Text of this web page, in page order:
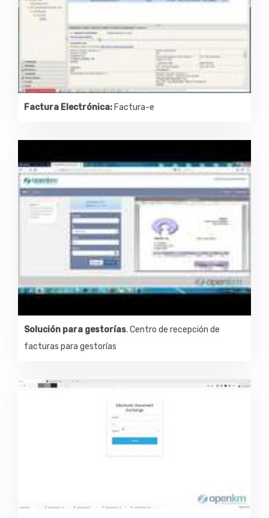
Factura Electrónica:Factura-e
Solución para gestorías. Centro de recepción de
facturas para gestorías